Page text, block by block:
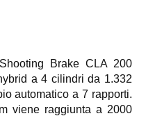
Brake CLA 200
a 4 cilindri da 1.332
automatico a 7 rapporti.
viene raggiunta a 2000